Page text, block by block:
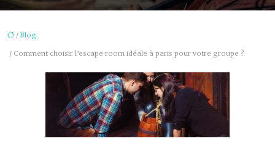
/ Blog
/ Comment choisir l’escape room idéale à paris pour votre groupe ?